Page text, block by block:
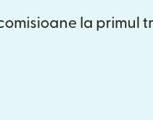
la primul